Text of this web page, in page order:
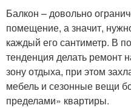
Балкон – довольно
помещение, а значит,
каждый его сантиметр. В
тенденция делать ремонт
зону отдыха, при этом
мебель и сезонные вещи
пределами» квартиры.